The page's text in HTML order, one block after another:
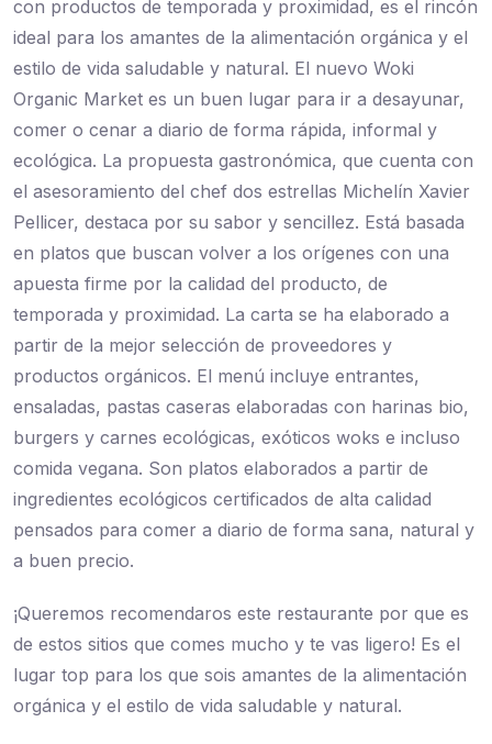
con productos de temporada y proximidad, es el rincón
ideal para los amantes de la alimentación orgánica y el
estilo de vida saludable y natural. El nuevo Woki
Organic Market es un buen lugar para ir a desayunar,
comer o cenar a diario de forma rápida, informal y
ecológica. La propuesta gastronómica, que cuenta con
el asesoramiento del chef dos estrellas Michelín Xavier
Pellicer, destaca por su sabor y sencillez. Está basada
en platos que buscan volver a los orígenes con una
apuesta firme por la calidad del producto, de
temporada y proximidad. La carta se ha elaborado a
partir de la mejor selección de proveedores y
productos orgánicos. El menú incluye entrantes,
ensaladas, pastas caseras elaboradas con harinas bio,
burgers y carnes ecológicas, exóticos woks e incluso
comida vegana. Son platos elaborados a partir de
ingredientes ecológicos certificados de alta calidad
pensados para comer a diario de forma sana, natural y
a buen precio.
¡Queremos recomendaros este restaurante por que es
de estos sitios que comes mucho y te vas ligero! Es el
lugar top para los que sois amantes de la alimentación
orgánica y el estilo de vida saludable y natural.